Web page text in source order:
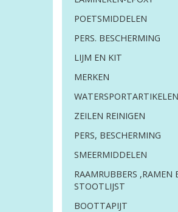
POETSMIDDELEN
PERS. BESCHERMING
LIJM EN KIT
MERKEN
WATERSPORTARTIKELEN
ZEILEN REINIGEN
PERS, BESCHERMING
SMEERMIDDELEN
RAAMRUBBERS ,RAMEN
STOOTLIJST
BOOTTAPIJT